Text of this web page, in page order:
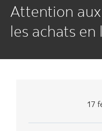
Attention
les achats en
17